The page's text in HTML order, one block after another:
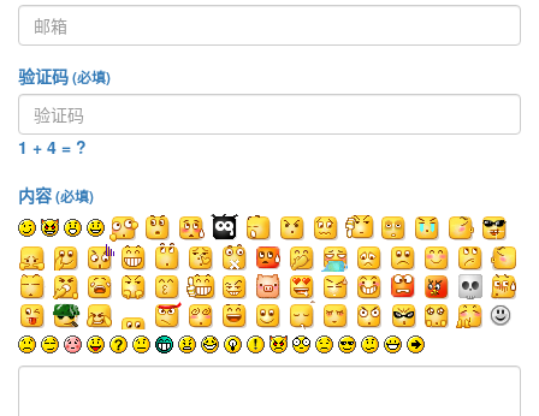
验证码(必填)
1 + 4 = ?
内容(必填)